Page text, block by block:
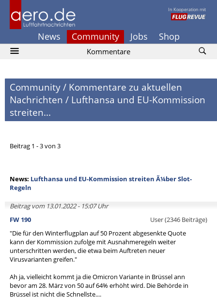
In Kooperation mit
News Community Jobs Shop
Kommentare
Community/ Kommentare zu aktuellen
Nachrichten / Lufthansa und EU-Kommission
streiten...
Beitrag 1 - 3 von 3
News: Lufthansa und EU-Kommission streiten Ã¼ber Slot-
Regeln
Beitrag vom 13.01.2022 - 15:07 Uhr
FW 190
User (2346 Beiträge)
"Die für den Winterflugplan auf 50 Prozent abgesenkte Quote
kann der Kommission zufolge mit Ausnahmeregeln weiter
unterschritten werden, die etwa beim Auftreten neuer
Virusvarianten greifen."
Ah ja, vielleicht kommt ja die Omicron Variante in Brüssel ann
bevor am 28. März von 50 auf 64% erhöht wird. Die Behörde in
Brüssel ist nicht die Schnellste....